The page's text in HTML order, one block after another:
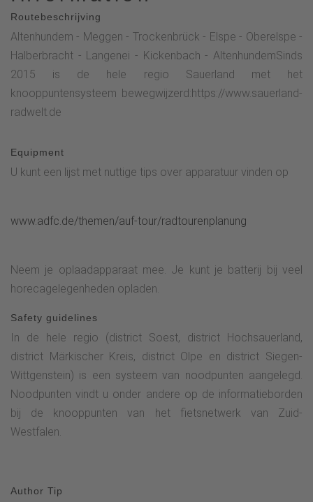
Routebeschrijving
Altenhundem - Meggen - Trockenbrück - Elspe - Oberelspe -
Halberbracht - Langenei - Kickenbach - AltenhundemSinds
2015 is de hele regio Sauerland met het
knooppuntensysteem bewegwijzerd:https://www.sauerland-
radwelt.de
Equipment
U kunt een lijst met nuttige tips over apparatuur vinden op
www.adfc.de/themen/auf-tour/radtourenplanung
Neem je oplaadapparaat mee. Je kunt je batterij bij veel
horecagelegenheden opladen.
Safety guidelines
In de hele regio (district Soest, district Hochsauerland,
district Märkischer Kreis, district Olpe en district Siegen-
Wittgenstein) is een systeem van noodpunten aangelegd.
Noodpunten vindt u onder andere op de informatieborden
bij de knooppunten van het fietsnetwerk van Zuid-
Westfalen.
Author Tip